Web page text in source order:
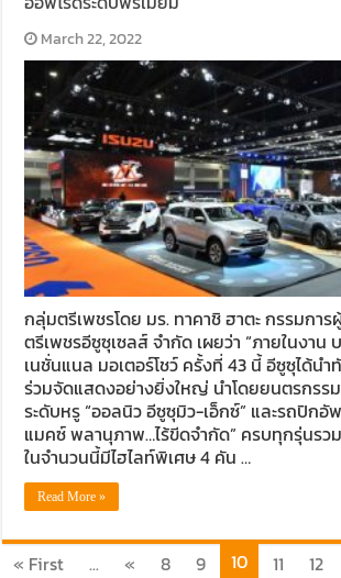
March 22, 2022
กลุ่มตรีเพชรโดย มร. ทาคาชิ ฮาตะ กรรมกา
ตรีเพชรอีซูซุเซลส์ จำกัด เผยว่า “ภายในงาน
เนชั่นแนล มอเตอร์โชว์ ครั้งที่ 43 นี้ อีซูซุได้น
ร่วมจัดแสดงอย่างยิ่งใหญ่ นำโดยยนตรกรร
ระดับหรู “ออลนิว อีซูซุมิว-เอ็กซ์” และรถปิกอั
แมคซ์ พลานุภาพ…ไร้ขีดจำกัด” ครบทุกรุ่นรว
ในจำนวนนี้มีไฮไลท์พิเศษ 4 คัน …
Read More »
« First ... « 8 9 10 11 12